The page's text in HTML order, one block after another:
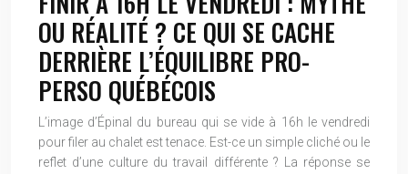
OU RÉALITÉ ? CE QUI SE CACHE
DERRIÈRE L’ÉQUILIBRE PRO-
PERSO QUÉBÉCOIS
L’image d’Épinal du bureau qui se vide à 16h le vendredi
pour filer au chalet est tenace. Est-ce un simple cliché ou le
reflet d’une culture du travail différente ? La réponse se